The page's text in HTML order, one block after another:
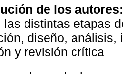
de los autores:
las distintas etapas
diseño, análisis,
y revisión crítica